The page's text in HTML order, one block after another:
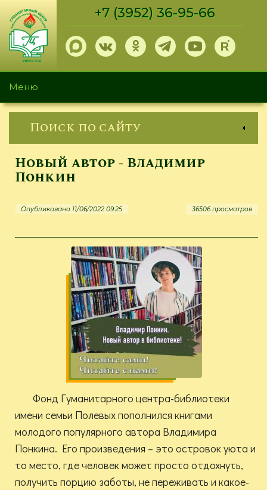
Перейти
основному
содержанию
+7 (3952) 36-95-66
Меню
Поиск по сайту
Новый автор - Владимир
Понкин
Опубликовано 11/06/2022 09:25 36506 просмотров
Фонд Гуманитарного центра-библиотеки
имени семьи Полевых пополнился книгами
молодого популярного автора Владимира
Понкина. Его произведения – это островок уюта и
то место, где человек может просто отдохнуть,
получить порцию заботы, не переживать и какое-